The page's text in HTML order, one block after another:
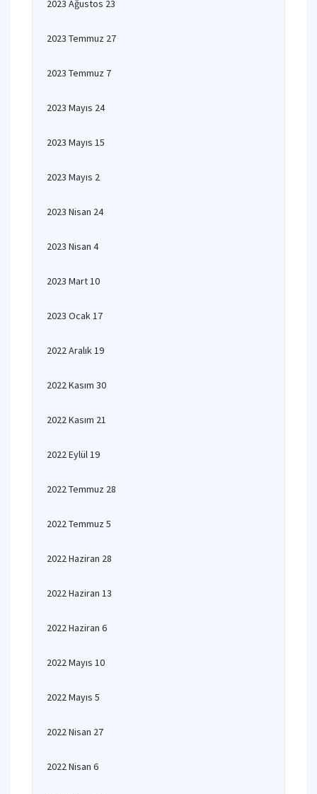
2023 Ağustos 23
2023 Temmuz 27
2023 Temmuz 7
2023 Mayıs 24
2023 Mayıs 15
2023 Mayıs 2
2023 Nisan 24
2023 Nisan 4
2023 Mart 10
2023 Ocak 17
2022 Aralık 19
2022 Kasım 30
2022 Kasım 21
2022 Eylül 19
2022 Temmuz 28
2022 Temmuz 5
2022 Haziran 28
2022 Haziran 13
2022 Haziran 6
2022 Mayıs 10
2022 Mayıs 5
2022 Nisan 27
2022 Nisan 6